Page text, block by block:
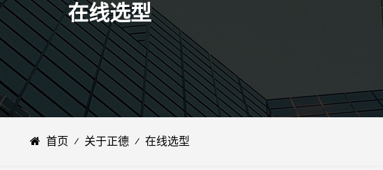
在线选型
首页 ⁄ 关于正德⁄ 在线选型